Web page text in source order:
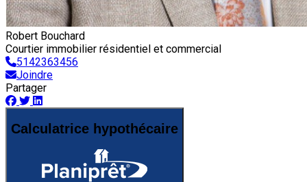
Robert Bouchard
Courtier immobilier résidentiel et commercial
5142363456
Joindre
Partager
Calculatrice hypothécaire